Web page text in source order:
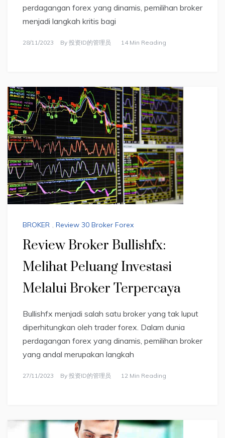
perdagangan forex yang dinamis, pemilihan broker
menjadi langkah kritis bagi
28/11/2023 By 投资ID的管理员 14 Min Reading
BROKER , Review 30 Broker Forex
Review Broker Bullishfx:
Melihat Peluang Investasi
Melalui Broker Terpercaya
Bullishfx menjadi salah satu broker yang tak luput
diperhitungkan oleh trader forex. Dalam dunia
perdagangan forex yang dinamis, pemilihan broker
yang andal merupakan langkah
27/11/2023 By 投资ID的管理员 12 Min Reading